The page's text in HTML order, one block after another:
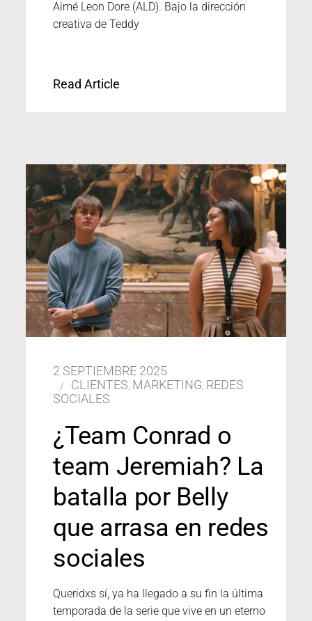
Aimé Leon Dore (ALD). Bajo la dirección
creativa de Teddy
Read Article
2 SEPTIEMBRE 2025
CLIENTES, MARKETING, REDES
SOCIALES
¿Team Conrad o
team Jeremiah? La
batalla por Belly
que arrasa en redes
sociales
Queridxs sí, ya ha llegado a su fin la última
temporada de la serie que vive en un eterno